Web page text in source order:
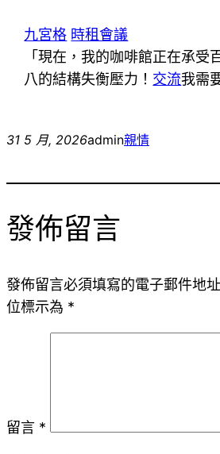
九宮格 時租會議
「現在，我的咖啡館正在承受
八的結構失衡壓力！ 交流我需
31 5 月, 2026admin親情
發佈留言
發佈留言必須填寫的電子郵件地
位標示為 *
留言 *